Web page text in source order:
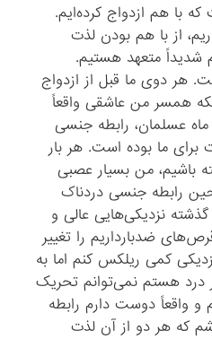
با هم ازدواج کرده‌ایم.
از با هم بودن لذت
شدیداً متعهد هستیم.
هر دوی ما قبل از ازدواج
همسر من عاشقی واقعاً
عسلمان، رابطه‌ جنسی
ما بوده است. هر بار
باشیم، من بسیار عصبی
رابطه‌ جنسی دردناک
نزدیکی‌هایی عالی و
ضدبارداریم را تغییر
کمی ریلکس کنم اما به
هستم نمی‌توانم تحریک
و واقعاً دوست دارم رابطه‌
که هر دو از آن لذت